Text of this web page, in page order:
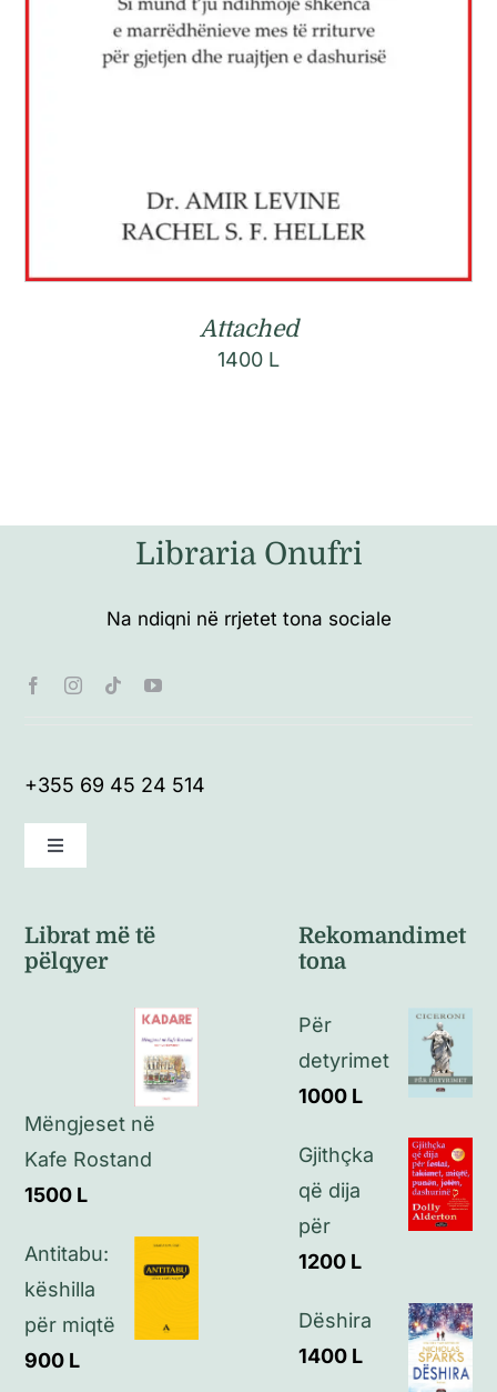
Attached
1400 L
Libraria Onufri
Na ndiqni në rrjetet tona sociale
+355 69 45 24 514
Toggle
Politikat e kthimeve
Politikat e privatësisë
Librat më të
pëlqyer
Mëngjeset në
Kafe Rostand
1500 L
Antitabu:
këshilla
për miqtë
900 L
Rekomandimet
tona
Për
detyrimet
1000 L
Gjithçka
që dija
për
1200 L
Dëshira
1400 L